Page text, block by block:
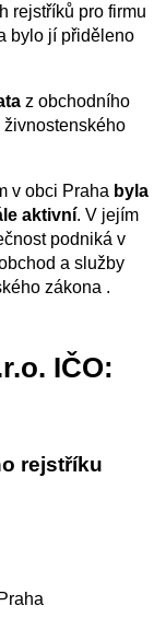
rejstříků pro firmu
bylo jí přiděleno
z obchodního
živnostenského
v obci Praha byla
aktivní. V jejím
podniká v
a služby
zákona .
IČO:
rejstříku